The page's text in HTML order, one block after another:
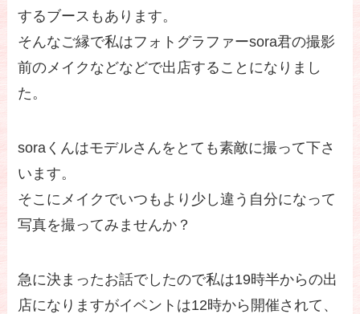
するブースもあります。
そんなご縁で私はフォトグラファーsora君の撮影
前のメイクなどなどで出店することになりまし
た。
soraくんはモデルさんをとても素敵に撮って下さ
います。
そこにメイクでいつもより少し違う自分になって
写真を撮ってみませんか？
急に決まったお話でしたので私は19時半からの出
店になりますがイベントは12時から開催されて、